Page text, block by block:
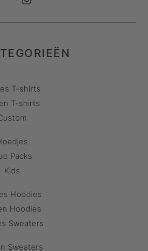
T-shirts
T-shirts
Packs
Kids
Hoodies
Hoodies
Sweaters
Sweaters